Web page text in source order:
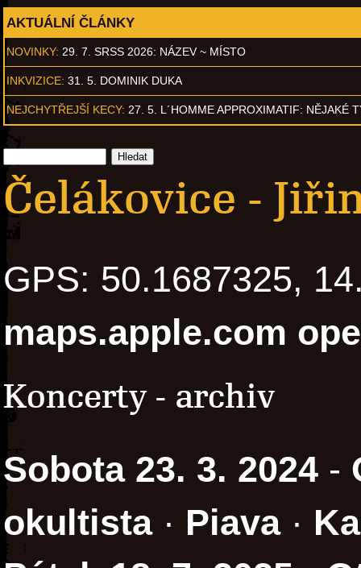
AKTUÁLNÍ ČLÁNKY
NOVINKY: 29. 7. SRSS 2026: NÁZEV ~ MÍSTO
INKVIZICE: 31. 5. DOMINIK DUKA
NEJCHYTŘEJŠÍ KECY: 27. 5. L´HOMME APPROXIMATIF: NĚJAKÉ
Čelákovice -
GPS: 50.1687325,
maps.apple.com
Koncerty - archiv
Sobota 23. 3. 2024 -
okultista· Piava·